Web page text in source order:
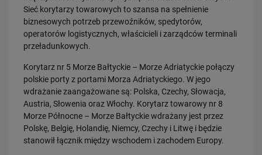
Sieć korytarzy towarowych to szansa na spełnienie
biznesowych potrzeb przewoźników, spedytorów,
operatorów logistycznych, właścicieli i zarządców terminali
przeładunkowych.
Korytarz nr 5 Morze Bałtyckie – Morze Adriatyckie połączy
polskie porty z portami Morza Adriatyckiego. W jego
wdrażanie zaangażowane są: Polska, Czechy, Słowacja,
Austria, Słowenia oraz Włochy. Korytarz towarowy nr 8
Morze Północne – Morze Bałtyckie wdrażany jest przez
Polskę, Belgię, Holandię, Niemcy, Czechy i Litwę i będzie
stanowił łącznik między wschodem i zachodem Europy.
28.07.2026
Bydgoszcz Fordon po zmianach. Nowe perony, większa
przepustowość i kolejny…
PRZECZYTAJ